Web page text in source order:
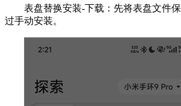
表盘替换安装-下载：先将表盘文件保
过手动安装。